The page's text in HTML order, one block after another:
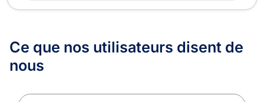
Ce que nos utilisateurs disent de
nous